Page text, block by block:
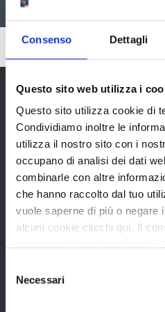
Consenso Dettagli
Questo sito web utilizza i
Questo sito utilizza cookie di
Condividiamo inoltre le
utilizza il nostro sito con i
occupano di analisi dei dati
combinarle con altre
che hanno raccolto dal tuo
vuole saperne di più o negare
alcuni cookie clicchi qui. Il
tasto "Rifiuta".
delNecessari
Pubblicato: 26 Gennaio 2016
Provincia
La Provincia